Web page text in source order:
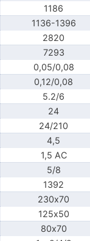
1186
1136-1396
2820
7293
0,05/0,08
0,12/0,08
5.2/6
24
24/210
4,5
1,5 АС
5/8
1392
230х70
125х50
80х70